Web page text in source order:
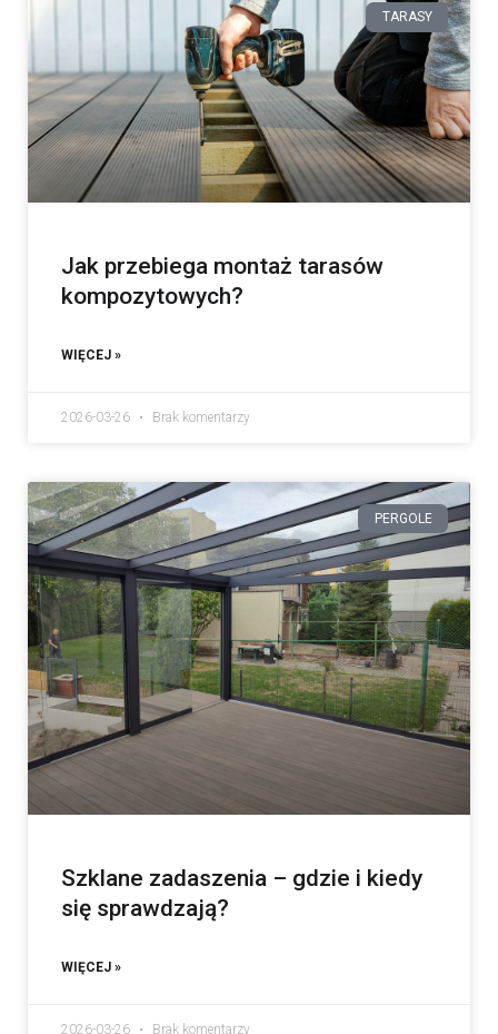
TARASY
Jak przebiega montaż tarasów
kompozytowych?
WIĘCEJ »
2026-03-26 Brak komentarzy
PERGOLE
Szklane zadaszenia – gdzie i kiedy
się sprawdzają?
WIĘCEJ »
2026-03-26 Brak komentarzy